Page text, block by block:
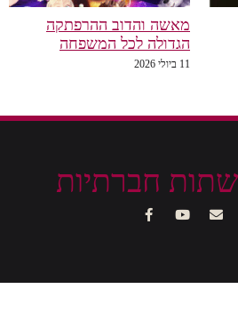
מאשה והדוב ההרפתקה
הגדולה לכל המשפחה
11 ביולי 2026